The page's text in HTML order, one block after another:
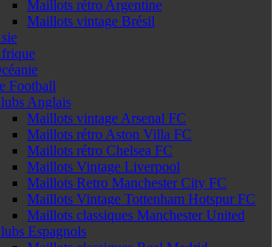
Maillots rétro Argentine
Maillots vintage Brésil
Football
Anglais
Maillots vintage Arsenal FC
Maillots rétro Aston Villa FC
Maillots rétro Chelsea FC
Maillots Vintage Liverpool
Maillots Retro Manchester City FC
Maillots Vintage Tottenham Hotspur FC
Maillots classiques Manchester United
Espagnols